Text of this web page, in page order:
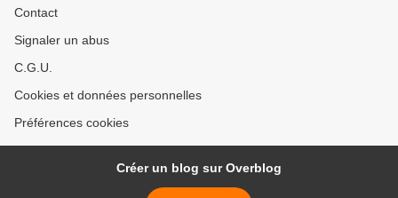
Contact
Signaler un abus
C.G.U.
Cookies et données personnelles
Préférences cookies
Créer un blog sur Overblog